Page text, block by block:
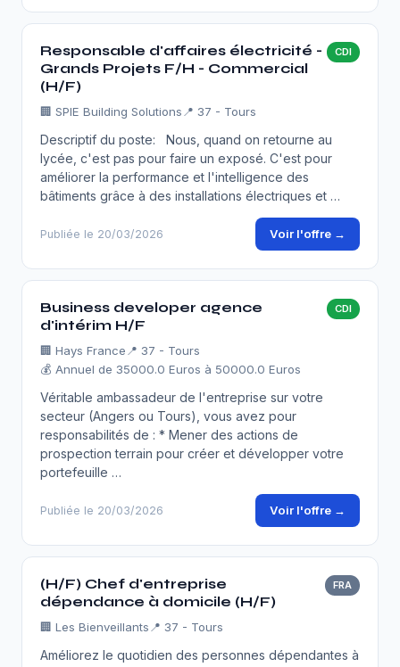
Responsable d'affaires électricité -
Grands Projets F/H - Commercial
(H/F)
CDI
🏢 SPIE Building Solutions 📍 37 - Tours
Descriptif du poste: Nous, quand on retourne au
lycée, c'est pas pour faire un exposé. C'est pour
améliorer la performance et l'intelligence des
bâtiments grâce à des installations électriques et …
Publiée le 20/03/2026 Voir l'offre →
Business developer agence
d'intérim H/F
CDI
🏢 Hays France 📍 37 - Tours
💰 Annuel de 35000.0 Euros à 50000.0 Euros
Véritable ambassadeur de l'entreprise sur votre
secteur (Angers ou Tours), vous avez pour
responsabilités de : * Mener des actions de
prospection terrain pour créer et développer votre
portefeuille …
Publiée le 20/03/2026 Voir l'offre →
(H/F) Chef d'entreprise
dépendance à domicile (H/F)
FRA
🏢 Les Bienveillants 📍 37 - Tours
Améliorez le quotidien des personnes dépendantes à